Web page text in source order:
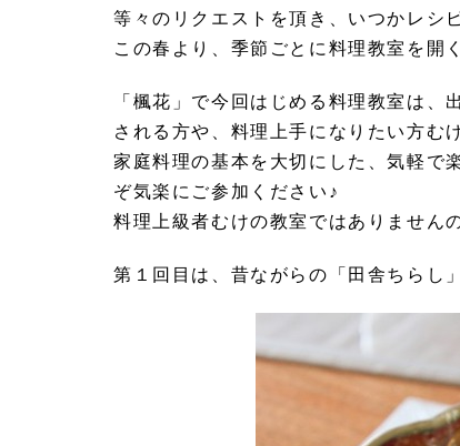
等々のリクエストを頂き、いつかレシ
この春より、季節ごとに料理教室を開
「楓花」で今回はじめる料理教室は
される方や、料理上手になりたい方む
家庭料理の基本を大切にした、気軽で
ぞ気楽にご参加ください♪
料理上級者むけの教室ではありません
第１回目は、昔ながらの「田舎ちらし